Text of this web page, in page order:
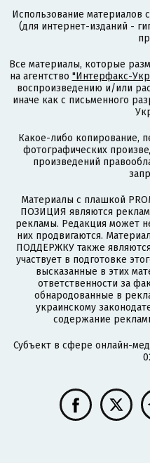
Использование материалов
(для интернет-изданий -
Все материалы, которые
на агентство "Интерфакс-
воспроизведению и/или
иначе как с письменного
Какое-либо копирование,
фотографических
произведений
Материалы с плашкой
ПОЗИЦИЯ являются
рекламы. Редакция может
них продвигаются.
ПОДДЕРЖКУ также
участвует в подготовке
высказанные в этих
ответственности за
обнародованные в
украинскому
содержание
Субъект в сфере онлайн-